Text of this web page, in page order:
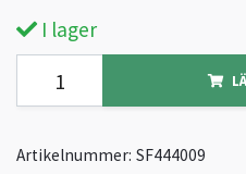
I lager
Artikelnummer: SF444009